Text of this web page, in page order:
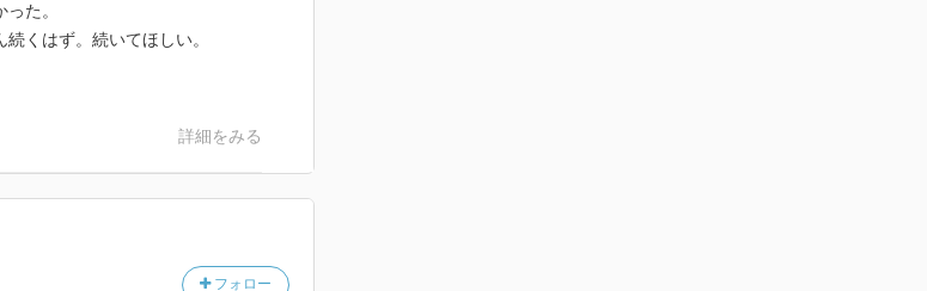
た。
くはず。続いてほしい。
詳細をみる
フォロー